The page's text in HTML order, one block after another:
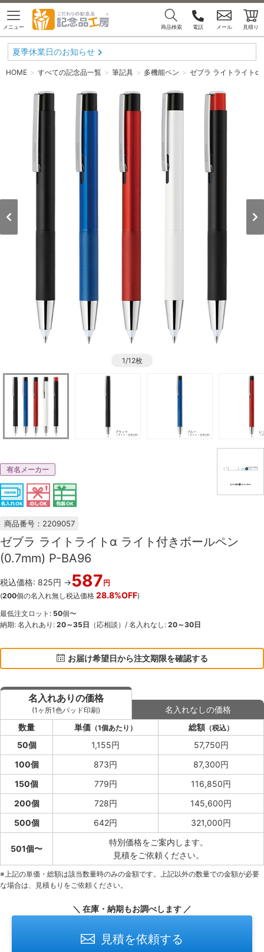
メニュー 商品検索 電話 メール 見積り
夏季休業日のお知らせ
HOME すべての記念品一覧 筆記具 多機能ペン ゼブラ ライトライトα
1/12枚
有名メーカー
商品番号：2209057
ゼブラ ライトライトα ライト付きボールペン
(0.7mm) P-BA96
税込価格: 825円 →587円
(200個の名入れ無し税込価格 28.8%OFF)
最低注文ロット: 50個〜
納期: 名入れあり: 20～35日 （応相談）/ 名入れなし: 20～30日
お届け希望日から注文期限を確認する
名入れありの価格
(1ヶ所1色パッド印刷)
名入れなしの価格
数量
単価 （1個あたり） 総額 （税込）
50個 1,155円
57,750円
100個
873円
87,300円
150個
779円
116,850円
200個
728円
145,600円
500個
642円 321,000円
501個〜
特別価格をご案内します。
見積をご依頼ください。
※上記の単価・総額は該当数量時のみの金額です。上記以外の数量での金額が必要
な場合は、見積もりをご依頼ください。
＼ 在庫・納期もお調べします ／
見積を依頼する